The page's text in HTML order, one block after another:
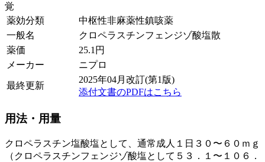
覚
薬効分類
中枢性非麻薬性鎮咳薬
一般名
クロペラスチンフェンジゾ酸塩散
薬価
25.1 円
メーカー
ニプロ
最終更新
2025年04月改訂(第1版)
添付文書のPDFはこちら
用法・用量
クロペラスチン塩酸塩として、通常成人１日３０〜６０ｍｇ
（クロペラスチンフェンジゾ酸塩として５３．１〜１０６．